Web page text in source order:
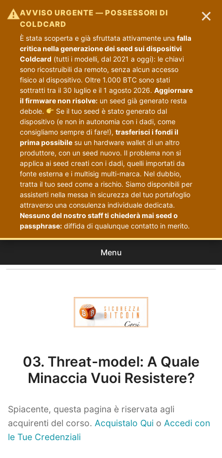
⚠AVVISO URGENTE — POSSESSORI DI
COLDCARD
È stata scoperta e già sfruttata attivamente una falla
critica nella generazione dei seed sui dispositivi
Coldcard (tutti i modelli, dal 2021 a oggi): le chiavi
sono ricostruibili da remoto, senza alcun accesso
fisico al dispositivo. Oltre 1.000 BTC sono stati
sottratti tra il 30 luglio e il 1 agosto 2026. Aggiornare
il firmware non risolve: un seed già generato resta
debole.
Se il tuo seed è stato generato dal
dispositivo (e non in autonomia con i dadi, come
consigliamo sempre di fare!), trasferisci i fondi il
prima possibile su un hardware wallet di un altro
produttore, con un seed nuovo. Il problema non si
applica ai seed creati con i dadi, quelli importati da
fonte esterna e i multisig multi-marca. Nel dubbio,
tratta il tuo seed come a rischio. Siamo disponibili per
assisterti nella messa in sicurezza del tuo portafoglio
attraverso una consulenza individuale dedicata.
Nessuno del nostro staff ti chiederà mai seed o
passphrase: diffida di qualunque contatto in merito.
×
Menu
03. Threat-model: A Quale
Minaccia Vuoi Resistere?
Spiacente, questa pagina è riservata agli
acquirenti del corso. Acquistalo Qui o Accedi con
le Tue Credenziali